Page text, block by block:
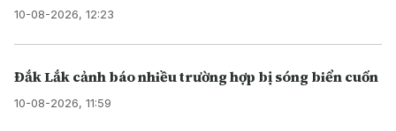
10-08-2026, 12:23
Đắk Lắk cảnh báo nhiều trường hợp bị sóng biển cuốn
10-08-2026, 11:59